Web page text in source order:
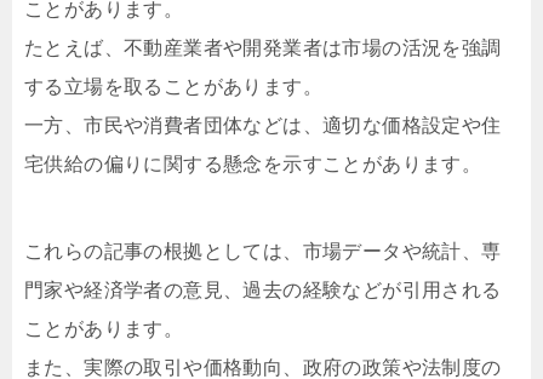
ことがあります。
たとえば、不動産業者や開発業者は市場の活況を強調
する立場を取ることがあります。
一方、市民や消費者団体などは、適切な価格設定や住
宅供給の偏りに関する懸念を示すことがあります。
これらの記事の根拠としては、市場データや統計、専
門家や経済学者の意見、過去の経験などが引用される
ことがあります。
また、実際の取引や価格動向、政府の政策や法制度の